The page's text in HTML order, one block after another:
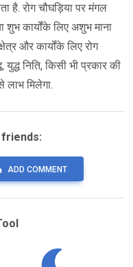
है. रोग चौघड़िया पर मंगल
शुभ कार्योंके लिए अशुभ माना
और कार्योंके लिए रोग
निति, किसी भी प्रकार की
लाभ मिलेगा.
ADD COMMENT